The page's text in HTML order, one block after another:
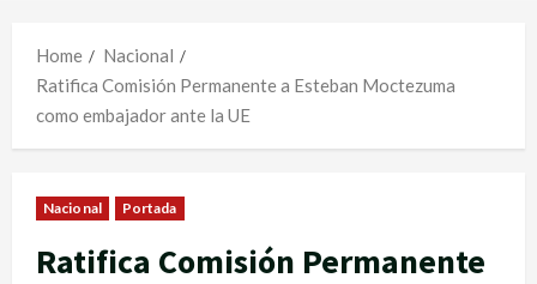
Home
Nacional
Ratifica Comisión Permanente a Esteban Moctezuma
como embajador ante la UE
Nacional Portada
Ratifica Comisión Permanente